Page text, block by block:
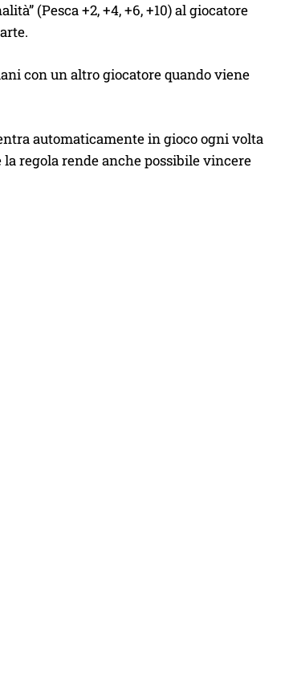
(Pesca +2, +4, +6, +10) al giocatore
con un altro giocatore quando viene
automaticamente in gioco ogni volta
regola rende anche possibile vincere